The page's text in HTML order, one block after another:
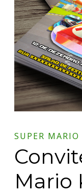
SUPER MARIO
Mario